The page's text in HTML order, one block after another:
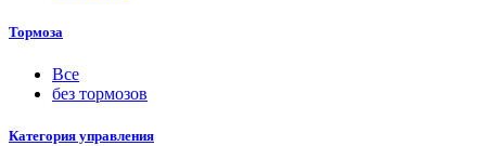
Тормоза
Все
без тормозов
Категория управления